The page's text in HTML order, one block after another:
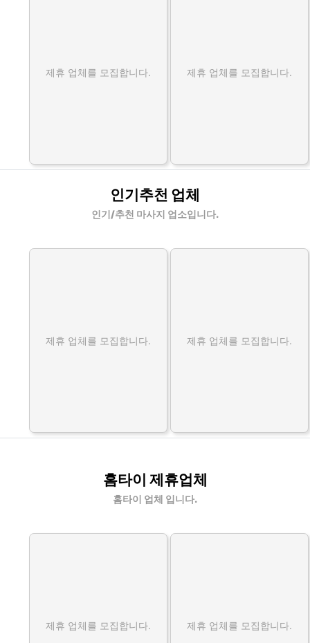
제휴 업체를 모집합니다. 제휴 업체를 모집합니다.
인기추천 업체
인기/추천 마사지 업소입니다.
제휴 업체를 모집합니다. 제휴 업체를 모집합니다.
홈타이 제휴업체
홈타이 업체 입니다.
제휴 업체를 모집합니다. 제휴 업체를 모집합니다.